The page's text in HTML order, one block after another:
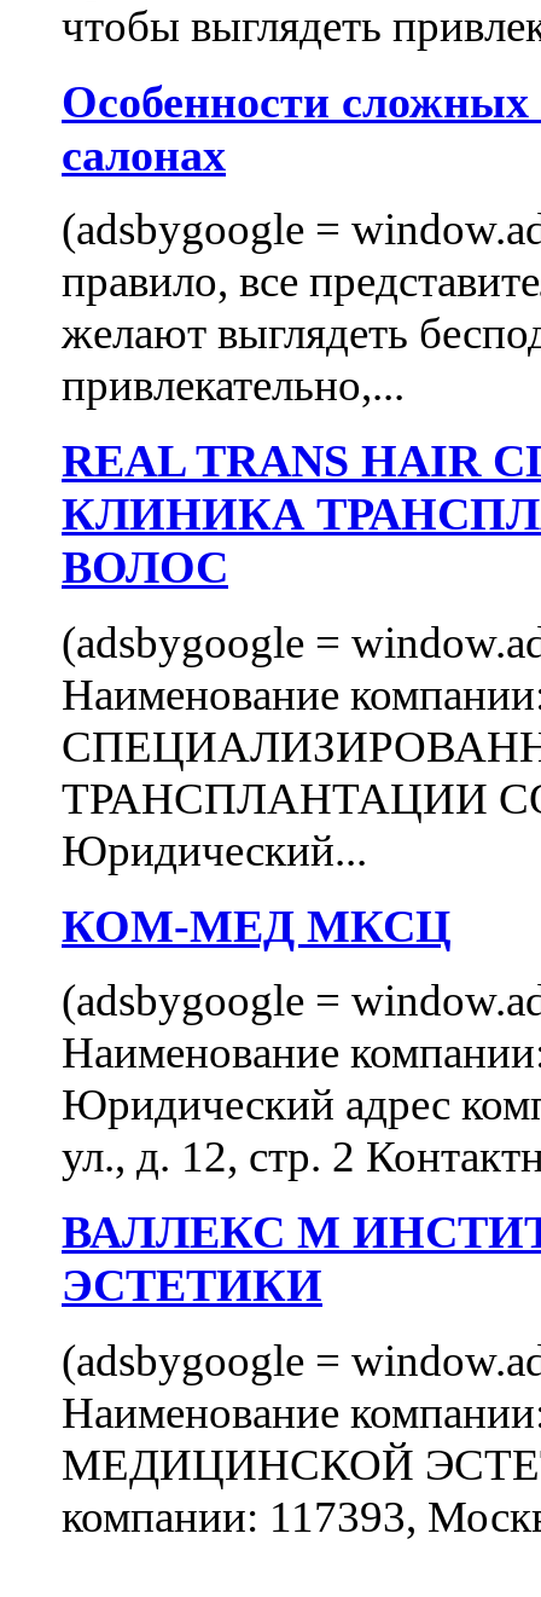
чтобы выглядеть
Особенности
салонах
(adsbygoogle =
правило, все
желают выглядеть
привлекательно,...
REAL TRANS
КЛИНИКА
ВОЛОС
(adsbygoogle =
Наименование
ТРАНСПЛАНТАЦИИ
Юридический...
КОМ-МЕД МКСЦ
(adsbygoogle =
Наименование
Юридический адрес
ул., д. 12, стр. 2
ВАЛЛЕКС М
ЭСТЕТИКИ
(adsbygoogle =
Наименование
МЕДИЦИНСКОЙ
компании: 117393,